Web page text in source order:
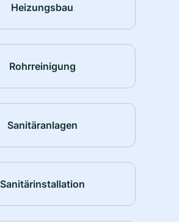
Heizungsbau
Rohrreinigung
Sanitäranlagen
Sanitärinstallation